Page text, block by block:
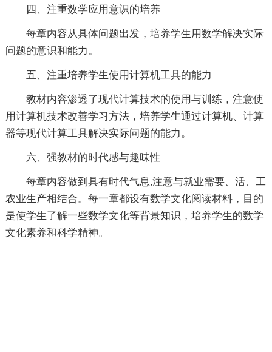
四、注重数学应用意识的培养
每章内容从具体问题出发，培养学生用数学解决实际
问题的意识和能力。
五、注重培养学生使用计算机工具的能力
教材内容渗透了现代计算技术的使用与训练，注意使
用计算机技术改善学习方法，培养学生通过计算机、计算
器等现代计算工具解决实际问题的能力。
六、强教材的时代感与趣味性
每章内容做到具有时代气息,注意与就业需要、活、工
农业生产相结合。每一章都设有数学文化阅读材料，目的
是使学生了解一些数学文化等背景知识，培养学生的数学
文化素养和科学精神。